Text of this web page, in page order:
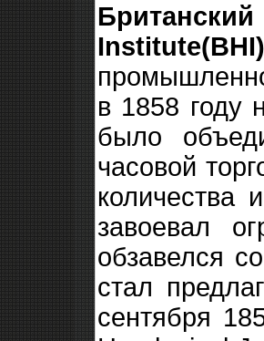
в 1858 году
было
часовой
количества
завоевал
обзавелся
стал
сентября